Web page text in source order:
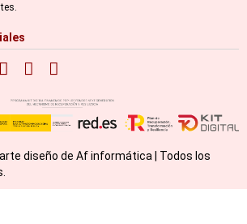
diseño de Af informática | Todos los